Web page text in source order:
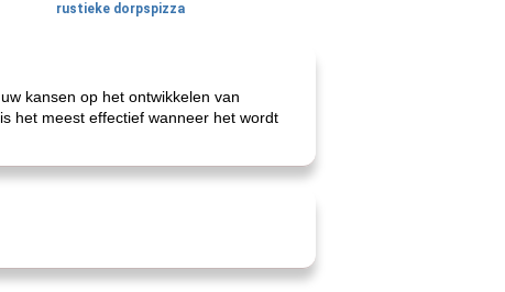
rustieke dorpspizza
kansen op het ontwikkelen van
het meest effectief wanneer het wordt